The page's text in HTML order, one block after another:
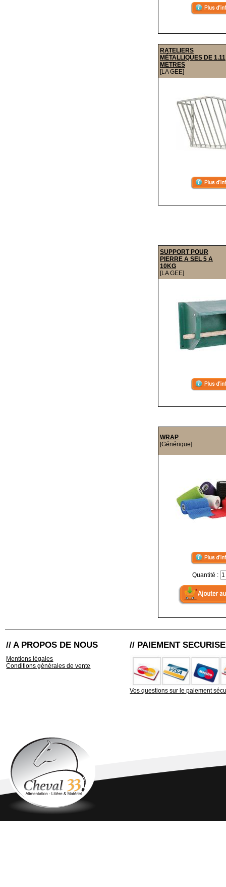
RATELIERS
MÉTALLIQUES DE 1.11
METRES
[LA GEE]
SUPPORT POUR
PIERRE A SEL 5 A
10KG
[LA GEE]
WRAP
[Générique]
Quantité :
// A PROPOS DE NOUS
Mentions légales
Conditions générales de vente
// PAIEMENT SECURISE
Vos questions sur le paiement